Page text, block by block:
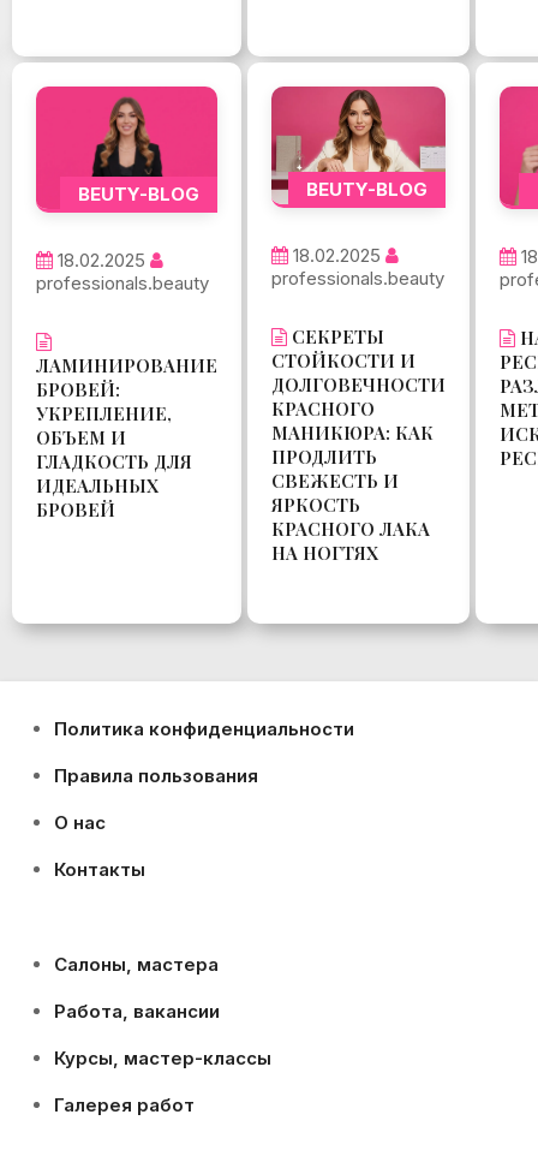
BEUTY-BLOG
18.02.2025
professionals.beauty
ЛАМИНИРОВАНИЕ
БРОВЕЙ:
УКРЕПЛЕНИЕ,
ОБЪЕМ И
ГЛАДКОСТЬ ДЛЯ
ИДЕАЛЬНЫХ
БРОВЕЙ
BEUTY-BLOG
18.02.2025
professionals.beauty
СЕКРЕТЫ
СТОЙКОСТИ И
ДОЛГОВЕЧНОСТИ
КРАСНОГО
МАНИКЮРА: КАК
ПРОДЛИТЬ
СВЕЖЕСТЬ И
ЯРКОСТЬ
КРАСНОГО ЛАКА
НА НОГТЯХ
Политика конфиденциальности
Правила пользования
О нас
Контакты
Салоны, мастера
Работа, вакансии
Курсы, мастер-классы
Галерея работ